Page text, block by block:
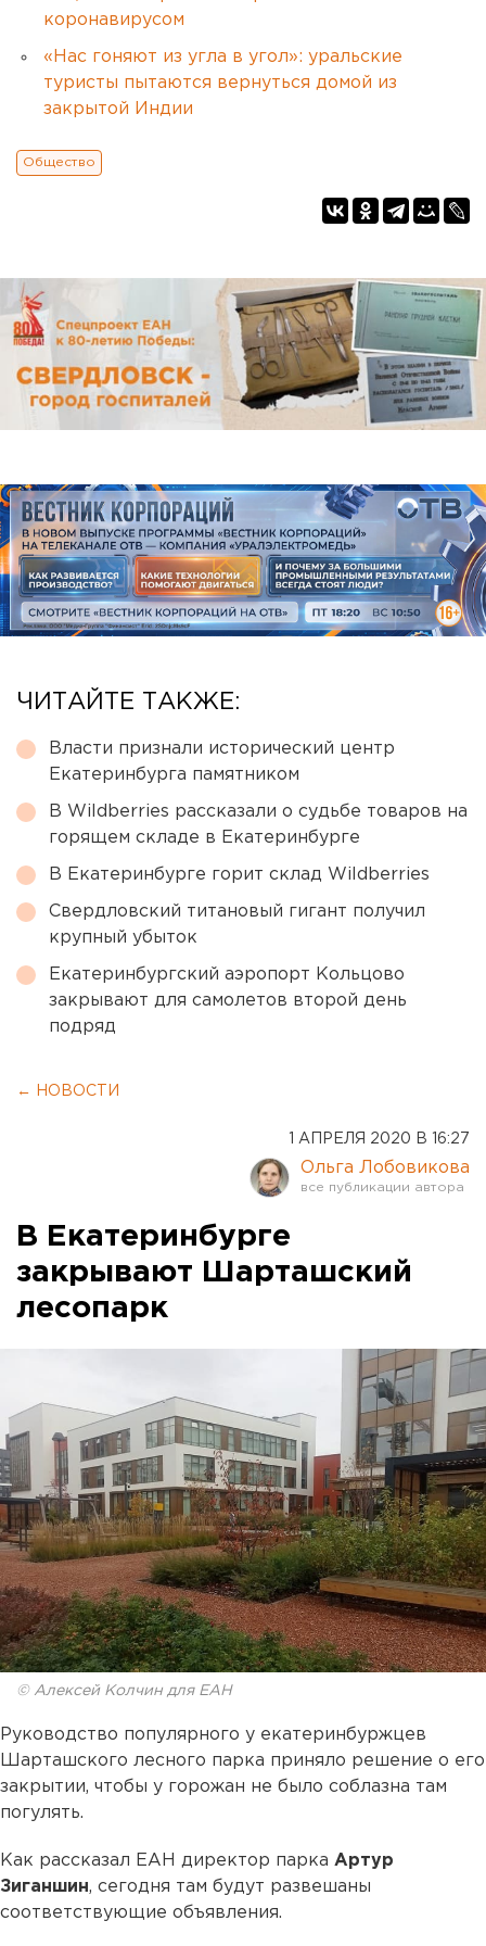
коронавирусом
«Нас гоняют из угла в угол»: уральские
туристы пытаются вернуться домой из
закрытой Индии
Общество
ЧИТАЙТЕ ТАКЖЕ:
Власти признали исторический центр
Екатеринбурга памятником
В Wildberries рассказали о судьбе товаров на
горящем складе в Екатеринбурге
В Екатеринбурге горит склад Wildberries
Свердловский титановый гигант получил
крупный убыток
Екатеринбургский аэропорт Кольцово
закрывают для самолетов второй день
подряд
← НОВОСТИ
1 АПРЕЛЯ 2020 В 16:27
Ольга Лобовикова
В Екатеринбурге
закрывают Шарташский
лесопарк
© Алексей Колчин для ЕАН
Руководство популярного у екатеринбуржцев
Шарташского лесного парка приняло решение о его
закрытии, чтобы у горожан не было соблазна там
погулять.
Как рассказал ЕАН директор парка Артур
Зиганшин, сегодня там будут развешаны
соответствующие объявления.